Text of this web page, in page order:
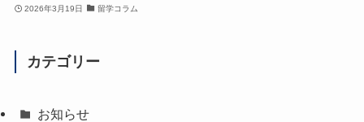
2026年3月19日 留学コラム
カテゴリー
お知らせ